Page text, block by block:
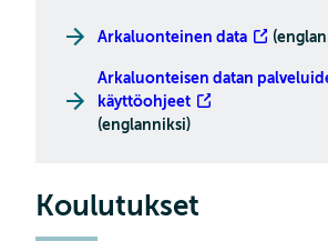
Arkaluonteinen data
Arkaluonteisen datan
käyttöohjeet
(englanniksi)
Koulutukset